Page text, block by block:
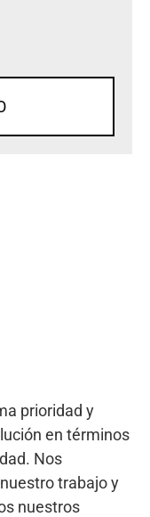
prioridad y
en términos
Nos
trabajo y
nuestros